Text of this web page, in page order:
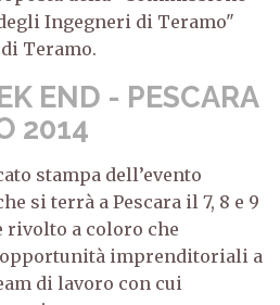
Ingegneri di Teramo"
Teramo.
END - PESCARA
2014
stampa dell’evento
si terrà a Pescara il 7, 8 e 9
rivolto a coloro che
imprenditoriali a
di lavoro con cui